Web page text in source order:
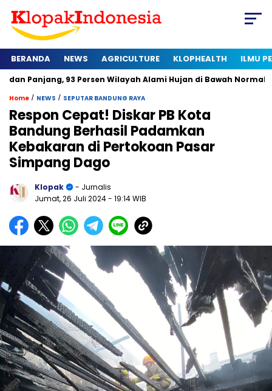
BERANDA NEWS AGRICULTURE KLOPHEALTH ILMU
93 Persen Wilayah Alami Hujan di Bawah Normal Kapan
Home / NEWS / SEPUTAR BANDUNG RAYA
Respon Cepat! Diskar PB Kota
Bandung Berhasil Padamkan
Kebakaran di Pertokoan Pasar
Simpang Dago
Klopak
- Jurnalis
Jumat, 26 Juli 2024- 19:14 WIB